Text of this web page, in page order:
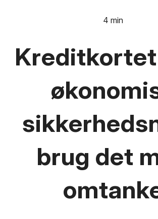
brug det
4 min